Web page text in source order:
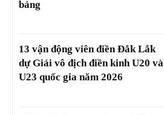
bảng
13 vận động viên điền Đắk Lắk
dự Giải vô địch điền kinh U20 và
U23 quốc gia năm 2026